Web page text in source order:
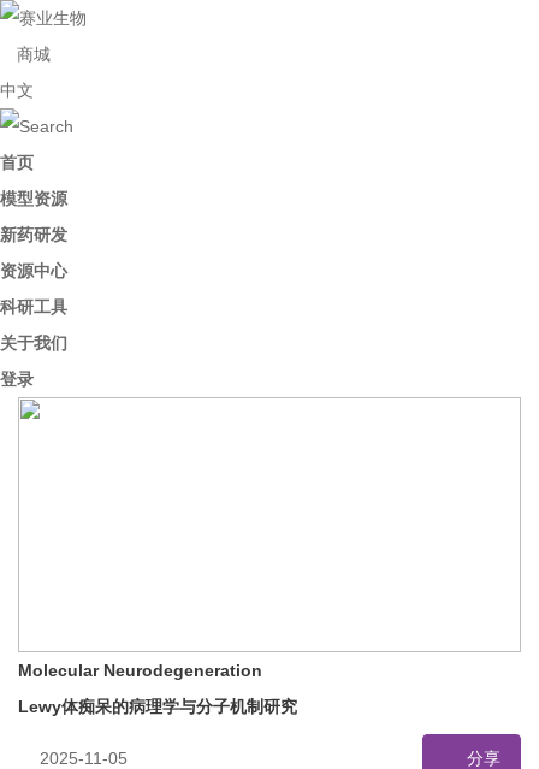
商城
中文
首页
模型资源
新药研发
资源中心
科研工具
关于我们
登录
Molecular Neurodegeneration
Lewy体痴呆的病理学与分子机制研究
2025-11-05 分享